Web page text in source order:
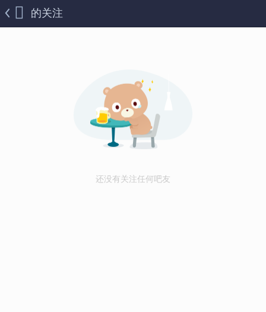
的关注
还没有关注任何吧友